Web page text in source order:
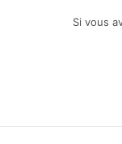
Si vous